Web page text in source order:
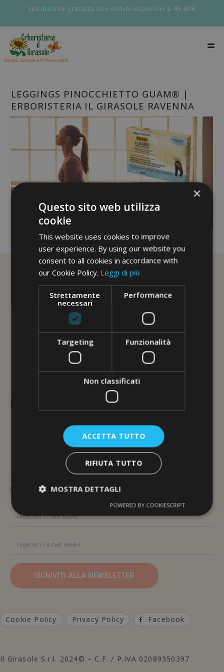
Spedizione gratuita con ordini superiori a 49,90€
LEGGINGS PINOCCHIETTO GUAM® |
ERBORISTERIA IL GIRASOLE RAVENNA
Leggings pinocchietto Guam® | Erboristeria Il Girasole Ravenna
L'ERBORISTERIA
Via Brunelleschi, 117
48100 Ravenna
Contattami Via Email
ISCRIVITI ALLA NEWSLETTER
Cookie Policy Privacy Policy Facebook
Il Girasole S.r.l. 2024© – C.F. / P.IVA 02089350397
×
Questo sito web utilizza
cookie
This website uses cookies to improve
user experience. By using our website you
consent to all cookies in accordance with
our Cookie Policy. Leggi di più
Strettamente
necessari
Performance
Targeting Funzionalità
Non classificati
ACCETTA TUTTO
RIFIUTA TUTTO
MOSTRA DETTAGLI
POWERED BY COOKIESCRIPT